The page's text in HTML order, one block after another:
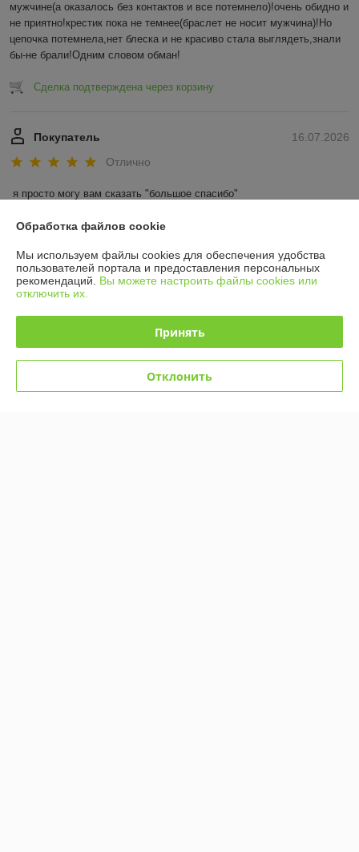
мужчине(а оказалось без контактов и все потемнело)!очень обидно и
не приятно!крестик пока не темнее(браслет не носит мужчина)!Но
цепочка потемнела,нет блеска и не красиво стала выглядеть,знали
бы-не брали!Одним словом обман!
Сделка подтверждена через корзину
16.07.2026
Покупатель
Отлично
я просто могу вам сказать "большое спасибо"
Сделка подтверждена через корзину
Показать все отзывы
О нас
Контакты
Доставка и оплата
Обработка файлов cookie
Мы используем файлы cookies для обеспечения удобства
пользователей портала и предоставления персональных
рекомендаций. Вы можете настроить файлы cookies или
отключить их.
Принять
Отклонить